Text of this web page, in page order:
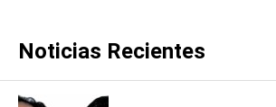
Noticias Recientes